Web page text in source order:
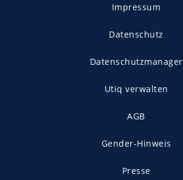
Impressum
Datenschutz
Datenschutzmanager
Utiq verwalten
AGB
Gender-Hinweis
Presse